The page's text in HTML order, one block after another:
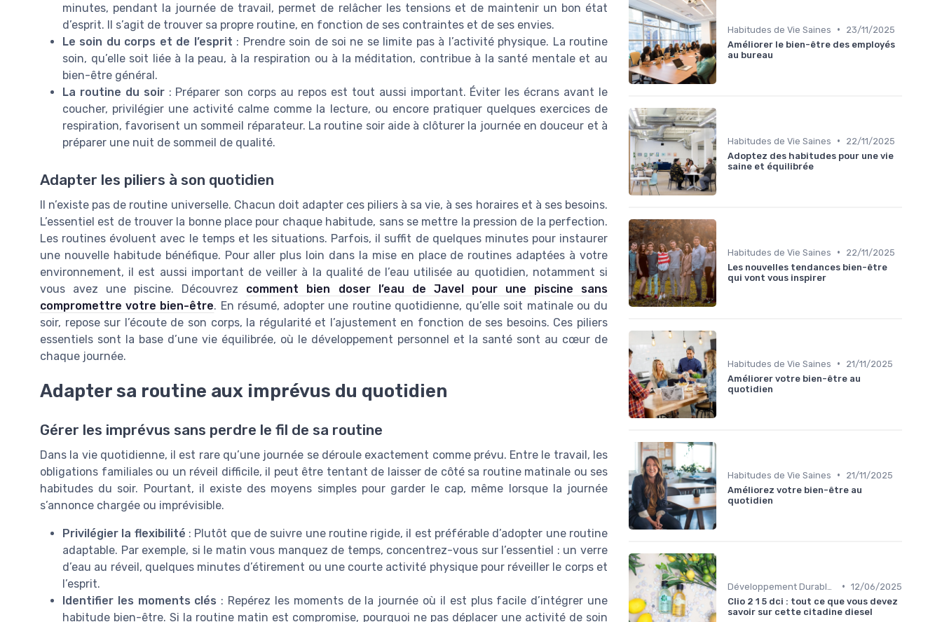
minutes, pendant la journée de travail, permet de relâcher les tensions et de maintenir un bon état
d’esprit. Il s’agit de trouver sa propre routine, en fonction de ses contraintes et de ses envies.
Le soin du corps et de l’esprit : Prendre soin de soi ne se limite pas à l’activité physique. La routine
soin, qu’elle soit liée à la peau, à la respiration ou à la méditation, contribue à la santé mentale et au
bien-être général.
La routine du soir: Préparer son corps au repos est tout aussi important. Éviter les écrans avant le
coucher, privilégier une activité calme comme la lecture, ou encore pratiquer quelques exercices de
respiration, favorisent un sommeil réparateur. La routine soir aide à clôturer la journée en douceur et à
préparer une nuit de sommeil de qualité.
Adapter les piliers à son quotidien
Il n’existe pas de routine universelle. Chacun doit adapter ces piliers à sa vie, à ses horaires et à ses besoins.
L’essentiel est de trouver la bonne place pour chaque habitude, sans se mettre la pression de la perfection.
Les routines évoluent avec le temps et les situations. Parfois, il suffit de quelques minutes pour instaurer
une nouvelle habitude bénéfique. Pour aller plus loin dans la mise en place de routines adaptées à votre
environnement, il est aussi important de veiller à la qualité de l’eau utilisée au quotidien, notamment si
vous avez une piscine. Découvrez comment bien doser l’eau de Javel pour une piscine sans
compromettre votre bien-être. En résumé, adopter une routine quotidienne, qu’elle soit matinale ou du
soir, repose sur l’écoute de son corps, la régularité et l’ajustement en fonction de ses besoins. Ces piliers
essentiels sont la base d’une vie équilibrée, où le développement personnel et la santé sont au cœur de
chaque journée.
Adapter sa routine aux imprévus du quotidien
Gérer les imprévus sans perdre le fil de sa routine
Dans la vie quotidienne, il est rare qu’une journée se déroule exactement comme prévu. Entre le travail, les
obligations familiales ou un réveil difficile, il peut être tentant de laisser de côté sa routine matinale ou ses
habitudes du soir. Pourtant, il existe des moyens simples pour garder le cap, même lorsque la journée
s’annonce chargée ou imprévisible.
Privilégier la flexibilité : Plutôt que de suivre une routine rigide, il est préférable d’adopter une routine
adaptable. Par exemple, si le matin vous manquez de temps, concentrez-vous sur l’essentiel : un verre
d’eau au réveil, quelques minutes d’étirement ou une courte activité physique pour réveiller le corps et
l’esprit.
Identifier les moments clés : Repérez les moments de la journée où il est plus facile d’intégrer une
habitude bien-être. Si la routine matin est compromise, pourquoi ne pas déplacer une activité de soin
Habitudes de Vie Saines •
23/11/2025
Améliorer le bien-être des employés
au bureau
Habitudes de Vie Saines •
22/11/2025
Adoptez des habitudes pour une vie
saine et équilibrée
Habitudes de Vie Saines •
22/11/2025
Les nouvelles tendances bien-être
qui vont vous inspirer
Habitudes de Vie Saines •
21/11/2025
Améliorer votre bien-être au
quotidien
Habitudes de Vie Saines •
21/11/2025
Améliorez votre bien-être au
quotidien
• 12/06/2025
Clio 2 1 5 dci : tout ce que vous devez
savoir sur cette citadine diesel